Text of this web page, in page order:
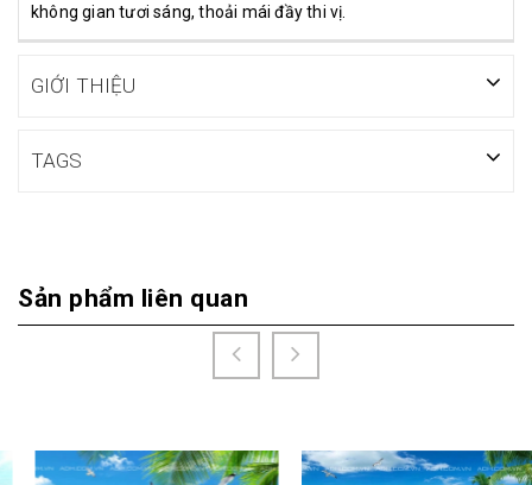
không gian tươi sáng, thoải mái đầy thi vị.
GIỚI THIỆU
TAGS
Sản phẩm liên quan